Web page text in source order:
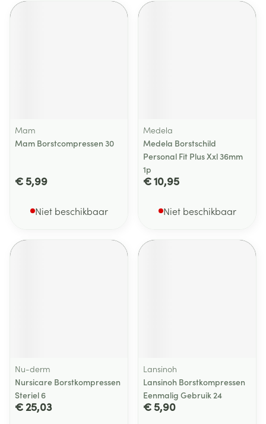
Mam
Mam Borstcompressen 30
€ 5,99
Niet beschikbaar
Medela
Medela Borstschild
Personal Fit Plus Xxl 36mm
1p
€ 10,95
Niet beschikbaar
Nu-derm
Nursicare Borstkompressen
Steriel 6
€ 25,03
Lansinoh
Lansinoh Borstkompressen
Eenmalig Gebruik 24
€ 5,90